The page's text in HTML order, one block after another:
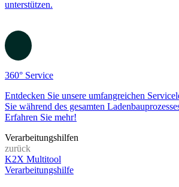
Projektmanagement
Mit unserem effizienten Projektmanagement
termingerecht und erfolgreich um. Erfahren
unterstützen.
360° Service